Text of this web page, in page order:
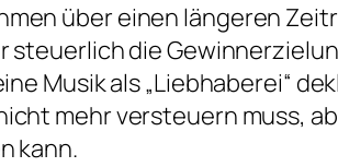
über einen längeren
steuerlich die
Musik als „Liebhaberei“
mehr versteuern muss,
kann.